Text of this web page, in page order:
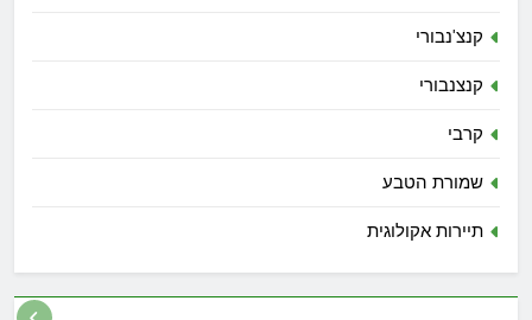
קנצ'נבורי
קנצנבורי
קרבי
שמורת הטבע
תיירות אקולוגית